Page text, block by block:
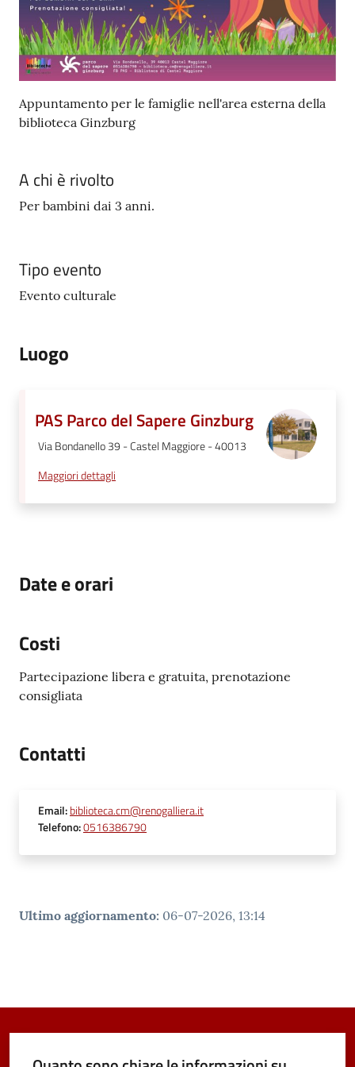
Seguici
su
Appuntamento per le famiglie nell'area esterna della
biblioteca Ginzburg
A chi è rivolto
Per bambini dai 3 anni.
Tipo evento
Evento culturale
Luogo
PAS Parco del Sapere Ginzburg
Via Bondanello 39 - Castel Maggiore - 40013
Maggiori dettagli
Date e orari
Costi
Partecipazione libera e gratuita, prenotazione
consigliata
Contatti
Email:biblioteca.cm@renogalliera.it
Telefono:0516386790
Ultimo aggiornamento: 06-07-2026, 13:14